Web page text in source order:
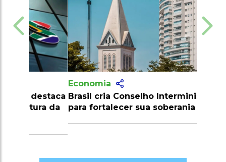
Economia
Brasil cria Conselho Interministerial
para fortalecer sua soberania